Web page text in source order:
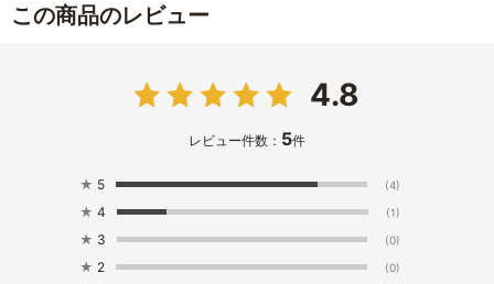
この商品のレビュー
4.8
レビュー件数： 5件
★ 5 (4)
★ 4 (1)
★ 3 (0)
★ 2 (0)